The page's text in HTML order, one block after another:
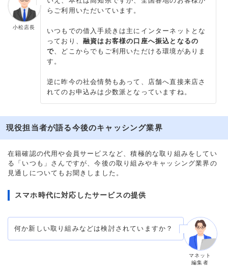
小松店長
らご利用いただいています。
いつもでの借入手続きは主にインターネットとな
っており、 融資はお客様の口座へ振込となるの
で 、どこからでもご利用いただける環境がありま
す。
逆に昨今の社会情勢もあって、
店舗へ直接来店さ
れてのお申込みは少数派となっていますね 。
現役担当者が語る今後のキャッシング業界
在籍確認の代用や会員サービスなど、積極的な取り組みをしてい
る「いつも」さんですが、今後の取り組みやキャッシング業界の
見通しについてもお聞きしました。
スマホ時代に対応したサービスの提供
何か新しい取り組みなどは検討されていますか？
マネット
編集者